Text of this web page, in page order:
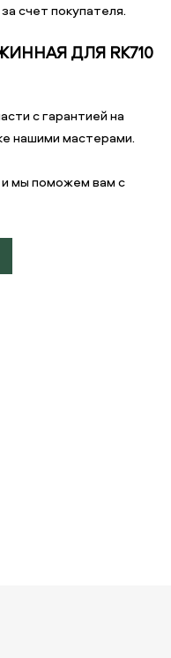
счет покупателя.
ДЛЯ RK710
с гарантией на
нашими мастерами.
мы поможем вам с